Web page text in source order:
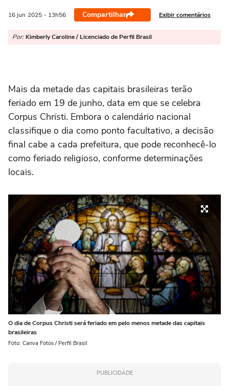
16 jun 2025 - 13h56 Compartilhar Exibir comentários
Por: Kimberly Caroline / Licenciado de Perfil Brasil
Mais da metade das capitais brasileiras terão
feriado em 19 de junho, data em que se celebra
Corpus Christi. Embora o calendário nacional
classifique o dia como ponto facultativo, a decisão
final cabe a cada prefeitura, que pode reconhecê-lo
como feriado religioso, conforme determinações
locais.
O dia de Corpus Christi será feriado em pelo menos metade das capitais
brasileiras
Foto: Canva Fotos / Perfil Brasil
PUBLICIDADE